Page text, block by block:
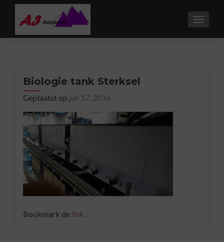
Biologie tank Sterksel
Geplaatst op juli 17, 2016
Bookmark de link .